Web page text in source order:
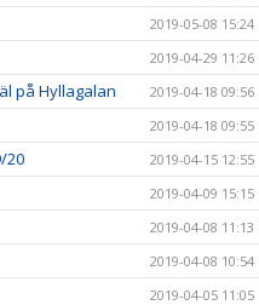
2019-05-08 15:24
2019-04-29 11:26
på Hyllagalan 2019-04-18 09:56
2019-04-18 09:55
20 2019-04-15 12:55
2019-04-09 15:15
2019-04-08 11:13
2019-04-08 10:54
2019-04-05 11:05